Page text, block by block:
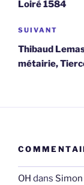
Loiré 1584
Article
suivant
SUIVANT
Thibaud
métairie,
OH dans